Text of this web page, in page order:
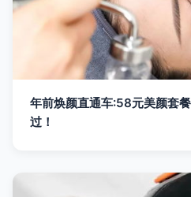
年前焕颜直通车:58元美颜套
过！